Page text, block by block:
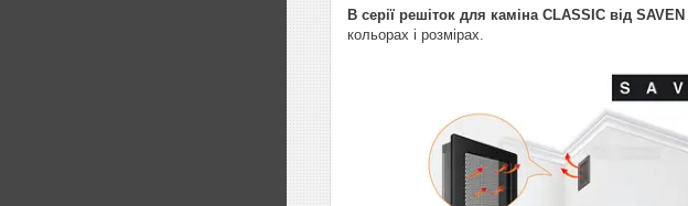
В серії решіток для каміна CLASSIC від SAVEN
кольорах і розмірах.